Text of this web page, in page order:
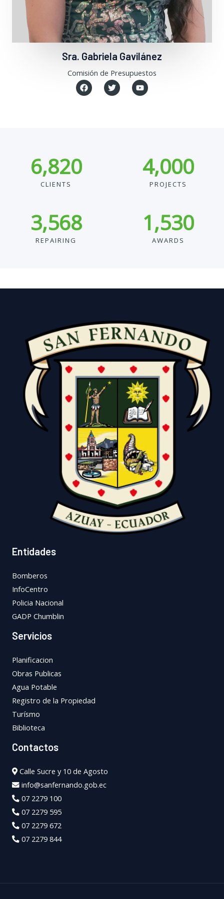
Sra. Gabriela Gavilánez
Comisión de Presupuestos
F
a
c
T
w
i
Y
o
u
CLIENTS
6,820
PROJECTS
4,000
REPAIRING
3,568
AWARDS
1,530
Entidades
Bomberos
InfoCentro
Policia Nacional
GADP Chumblin
Servicios
Planificacion
Obras Publicas
Agua Potable
Registro de la Propiedad
Turísmo
Biblioteca
Contactos
Calle Sucre y 10 de Agosto
info@sanfernando.gob.ec
07 2279 100
07 2279 595
07 2279 672
07 2279 844